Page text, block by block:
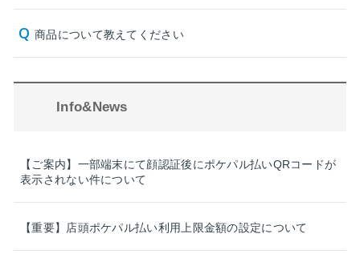
商品について教えてください
Info&News
【ご案内】一部端末にて顔認証後にポケパル払いQRコードが
表示されない件について
【重要】店頭ポケパル払い利用上限金額の設定について